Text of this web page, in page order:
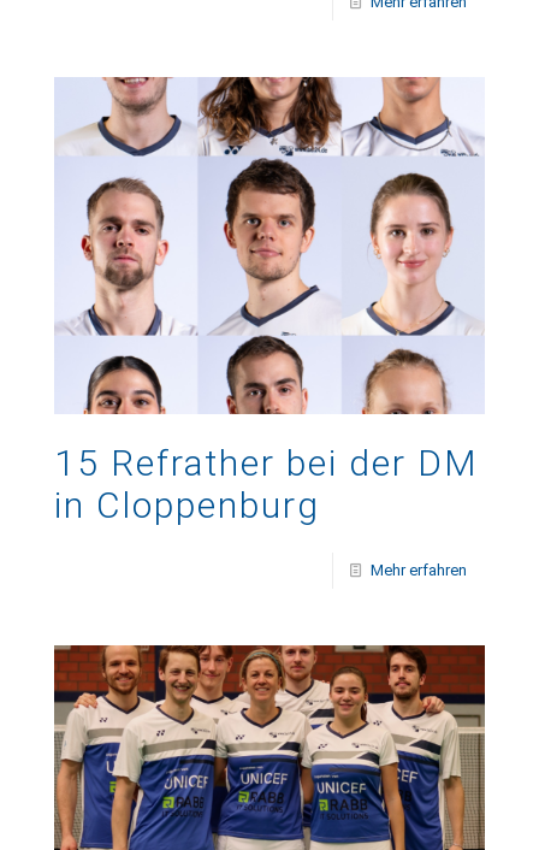
15 Refrather bei der DM
in Cloppenburg
Mehr erfahren